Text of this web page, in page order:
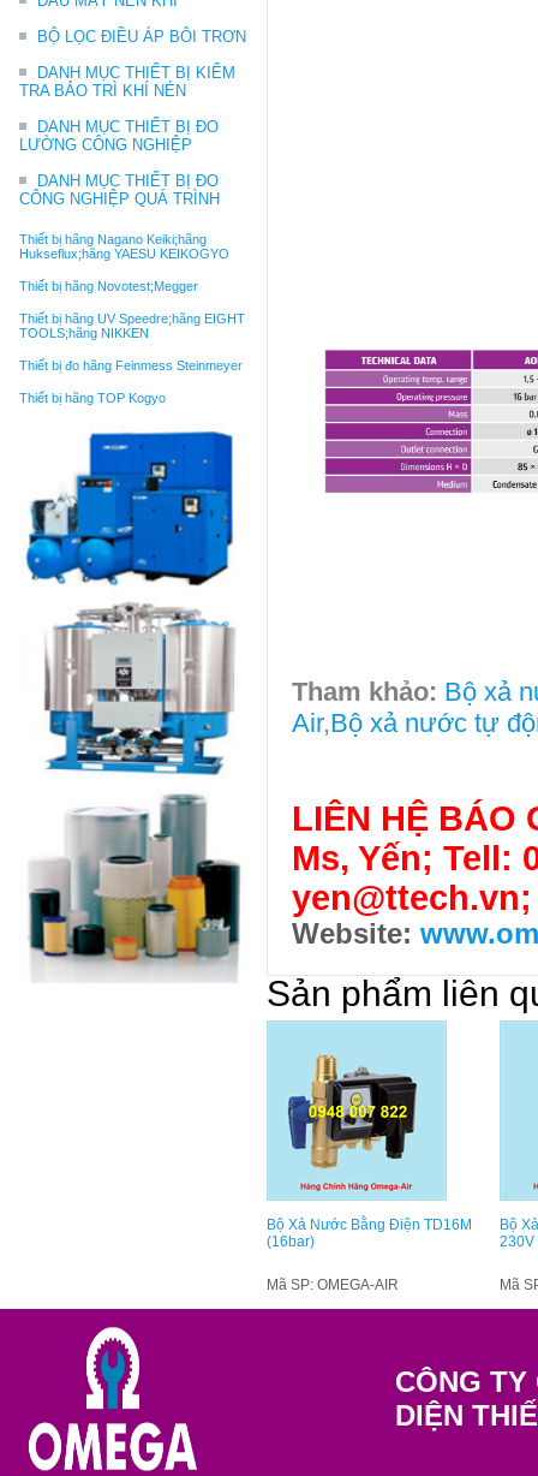
BỘ LỌC ĐIỀU ÁP BÔI TRƠN
DANH MỤC THIẾT BỊ KIỂM
TRA BẢO TRÌ KHÍ NÉN
DANH MỤC THIẾT BỊ ĐO
LƯỜNG CÔNG NGHIỆP
DANH MỤC THIẾT BỊ ĐO
CÔNG NGHIỆP QUÁ TRÌNH
Thiết bị hãng Nagano Keiki;hãng
Hukseflux;hãng YAESU KEIKOGYO
Thiết bị hãng Novotest;Megger
Thiết bị hãng UV Speedre;hãng EIGHT
TOOLS;hãng NIKKEN
Thiết bị đo hãng Feinmess Steinmeyer
Thiết bị hãng TOP Kogyo
Tham khảo: Bộ xả
Air,Bộ xả nước tự
LIÊN HỆ BÁO
Ms, Yến; Tell:
Website:
Sản phẩm liên
Bộ Xả Nước Bằng Điện TD16M
(16bar)
Mã SP: OMEGA-AIR
Bộ
230V
Mã
CÔNG
DIỆN